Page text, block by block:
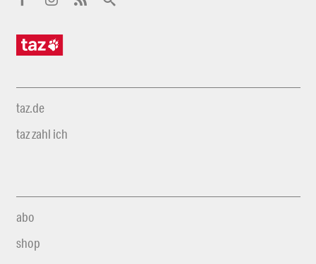
taz.de
taz zahl ich
abo
shop